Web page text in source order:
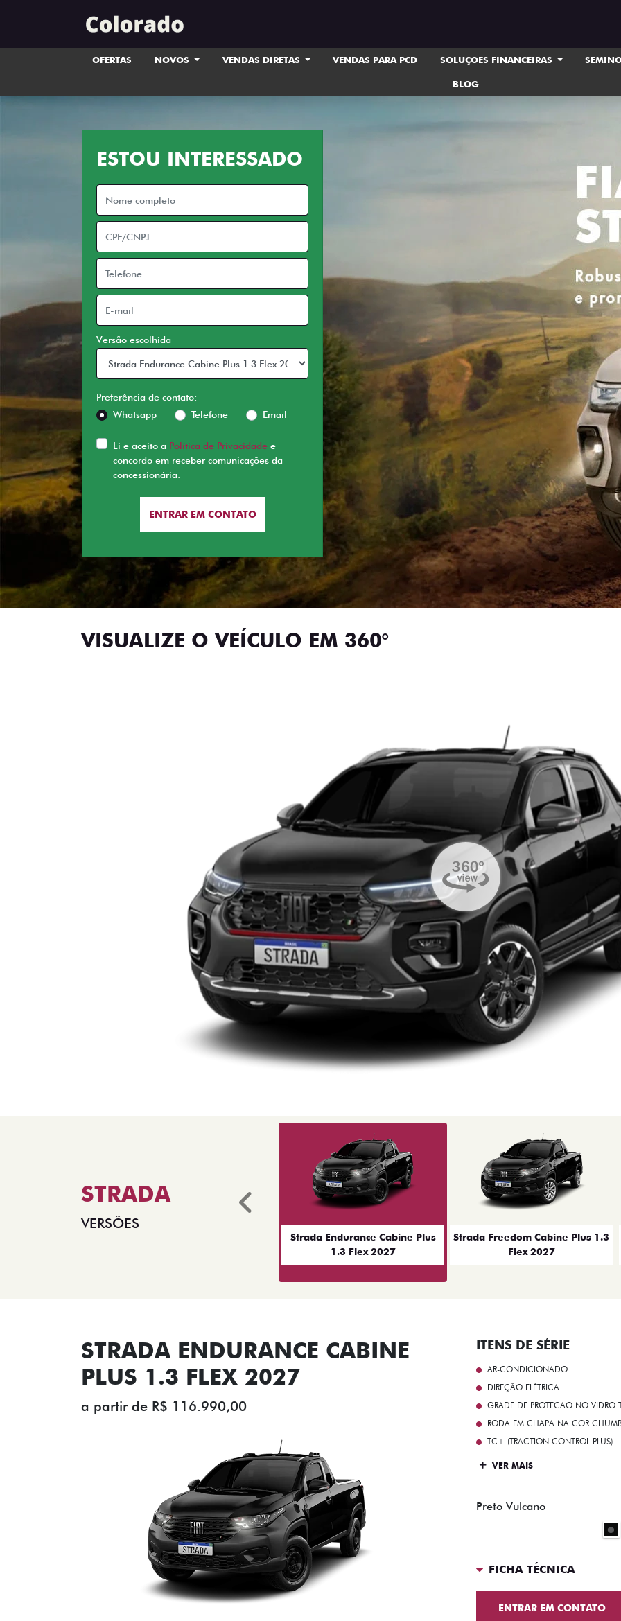
OFERTAS NOVOS VENDAS DIRETAS VENDAS PARA PCD SOLUÇÕES FINANCEIRAS
BLOG
ESTOU INTERESSADO
Versão escolhida
Preferência de contato:
Whatsapp
Telefone Email
Li e aceito a Política de Privacidade e
concordo em receber comunicações da
concessionária.
ENTRAR EM CONTATO
VISUALIZE O VEÍCULO EM 360°
STRADA
VERSÕES
Strada Endurance Cabine Plus
1.3 Flex 2027
Strada Freedom Cabine Plus 1.3
Flex 2027
Anterior
STRADA ENDURANCE CABINE
PLUS 1.3 FLEX 2027
a partir de R$ 116.990,00
ITENS DE SÉRIE
AR-CONDICIONADO
DIREÇÃO ELÉTRICA
GRADE DE PROTECAO NO VIDRO
RODA EM CHAPA NA COR
TC+ (TRACTION CONTROL PLUS)
VER MAIS
Preto Vulcano
FICHA TÉCNICA
ENTRAR EM CONTATO